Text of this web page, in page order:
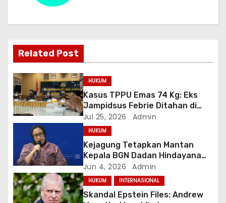
s
i
p
o
s
Related Post
HUKUM
Kasus TPPU Emas 74 Kg: Eks
Jampidsus Febrie Ditahan di
Rutan KPK, Kuntadi Dilantik Jadi
Jampidsus Baru
Jul 25, 2026 Admin
HUKUM
Kejagung Tetapkan Mantan
Kepala BGN Dadan Hindayana
dan Dua Wakilnya Sebagai
Tersangka Korupsi MBG
Jun 4, 2026 Admin
HUKUM INTERNASIONAL
Skandal Epstein Files: Andrew